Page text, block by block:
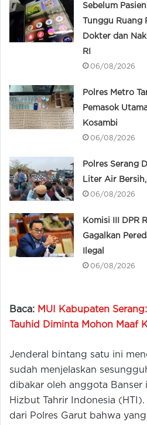
Sebelum
Tunggu
Dokter dan
RI
06/08/2026
Polres Metro
Pemasok
Kosambi
06/08/2026
Polres Serang
Liter Air
06/08/2026
Komisi III DPR
Gagalkan
Ilegal
06/08/2026
Baca: MUI Kabupaten
Tauhid Diminta Mohon Maaf
Jenderal bintang satu ini
sudah menjelaskan
dibakar oleh anggota Banser
Hizbut Tahrir Indonesia
dari Polres Garut bahwa